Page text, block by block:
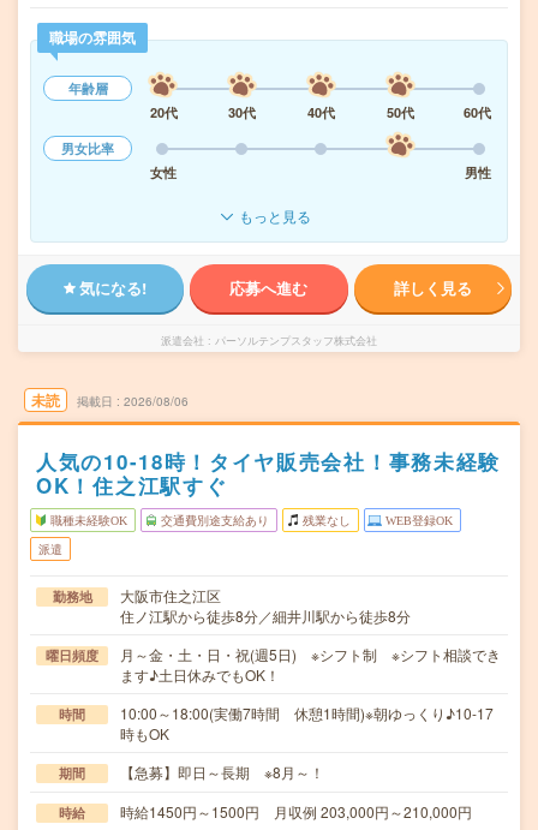
職場の雰囲気
年齢層
20代
30代 40代 50代
60代
男女比率
女性
男性
もっと見る
気になる! 応募へ進む 詳しく見る
派遣会社 パーソルテンプスタッフ株式会社
未読 掲載日 2026/08/06
人気の10-18時！タイヤ販売会社！事務未経験
OK！住之江駅すぐ
職種未経験OK 交通費別途支給あり 残業なし WEB登録OK
派遣
勤務地
大阪市住之江区
住ノ江駅から徒歩8分／細井川駅から徒歩8分
曜日頻度
月～金・土・日・祝(週5日) ※シフト制 ※シフト相談でき
ます♪土日休みでもOK！
時間
10:00～18:00(実働7時間 休憩1時間)※朝ゆっくり♪10-17
時もOK
期間 【急募】即日～長期 ※8月～！
時給 時給1450円～1500円 月収例 203,000円～210,000円